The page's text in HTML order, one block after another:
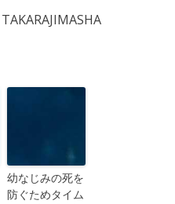
幼なじみの死を
防ぐためタイム